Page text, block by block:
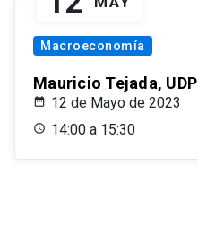
Macroeconomía
Mauricio Tejada, UDP
12 de Mayo de 2023
14:00 a 15:30